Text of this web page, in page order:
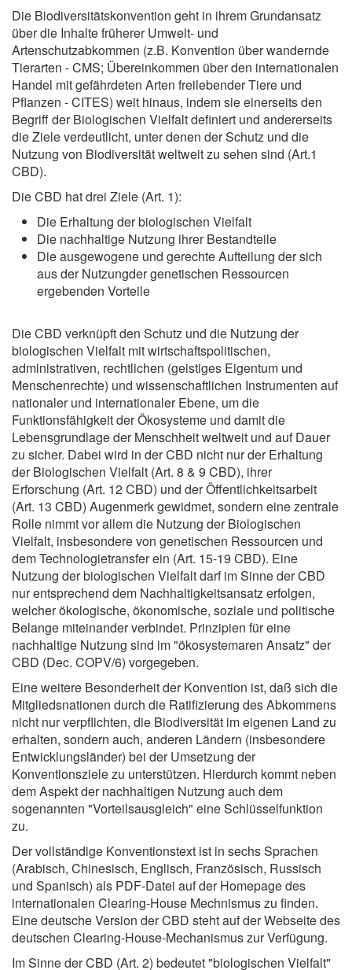
Die Biodiversitätskonvention geht in ihrem Grundansatz
über die Inhalte früherer Umwelt- und
Artenschutzabkommen (z.B. Konvention über wandernde
Tierarten - CMS; Übereinkommen über den internationalen
Handel mit gefährdeten Arten freilebender Tiere und
Pflanzen - CITES) weit hinaus, indem sie einerseits den
Begriff der Biologischen Vielfalt definiert und andererseits
die Ziele verdeutlicht, unter denen der Schutz und die
Nutzung von Biodiversität weltweit zu sehen sind (Art.1
CBD).
Die CBD hat drei Ziele (Art. 1):
Die Erhaltung der biologischen Vielfalt
Die nachhaltige Nutzung ihrer Bestandteile
Die ausgewogene und gerechte Aufteilung der sich
aus der Nutzungder genetischen Ressourcen
ergebenden Vorteile
Die CBD verknüpft den Schutz und die Nutzung der
biologischen Vielfalt mit wirtschaftspolitischen,
administrativen, rechtlichen (geistiges Eigentum und
Menschenrechte) und wissenschaftlichen Instrumenten auf
nationaler und internationaler Ebene, um die
Funktionsfähigkeit der Ökosysteme und damit die
Lebensgrundlage der Menschheit weltweit und auf Dauer
zu sicher. Dabei wird in der CBD nicht nur der Erhaltung
der Biologischen Vielfalt (Art. 8 & 9 CBD), ihrer
Erforschung (Art. 12 CBD) und der Öffentlichkeitsarbeit
(Art. 13 CBD) Augenmerk gewidmet, sondern eine zentrale
Rolle nimmt vor allem die Nutzung der Biologischen
Vielfalt, insbesondere von genetischen Ressourcen und
dem Technologietransfer ein (Art. 15-19 CBD). Eine
Nutzung der biologischen Vielfalt darf im Sinne der CBD
nur entsprechend dem Nachhaltigkeitsansatz erfolgen,
welcher ökologische, ökonomische, soziale und politische
Belange miteinander verbindet. Prinzipien für eine
nachhaltige Nutzung sind im "ökosystemaren Ansatz" der
CBD (Dec. COPV/6) vorgegeben.
Eine weitere Besonderheit der Konvention ist, daß sich die
Mitgliedsnationen durch die Ratifizierung des Abkommens
nicht nur verpflichten, die Biodiversität im eigenen Land zu
erhalten, sondern auch, anderen Ländern (insbesondere
Entwicklungsländer) bei der Umsetzung der
Konventionsziele zu unterstützen. Hierdurch kommt neben
dem Aspekt der nachhaltigen Nutzung auch dem
sogenannten "Vorteilsausgleich" eine Schlüsselfunktion
zu.
Der vollständige Konventionstext ist in sechs Sprachen
(Arabisch, Chinesisch, Englisch, Französisch, Russisch
und Spanisch) als PDF-Datei auf der Homepage des
internationalen Clearing-House Mechnismus zu finden.
Eine deutsche Version der CBD steht auf der Webseite des
deutschen Clearing-House-Mechanismus zur Verfügung.
Im Sinne der CBD (Art. 2) bedeutet "biologischen Vielfalt"